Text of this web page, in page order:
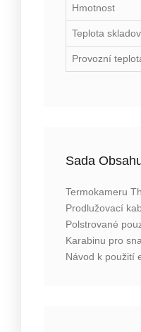
Hmotnost
Teplota
Provozní
Sada
Termokameru
Prodlužovací
Polstrované
Karabinu pro
Návod k použití